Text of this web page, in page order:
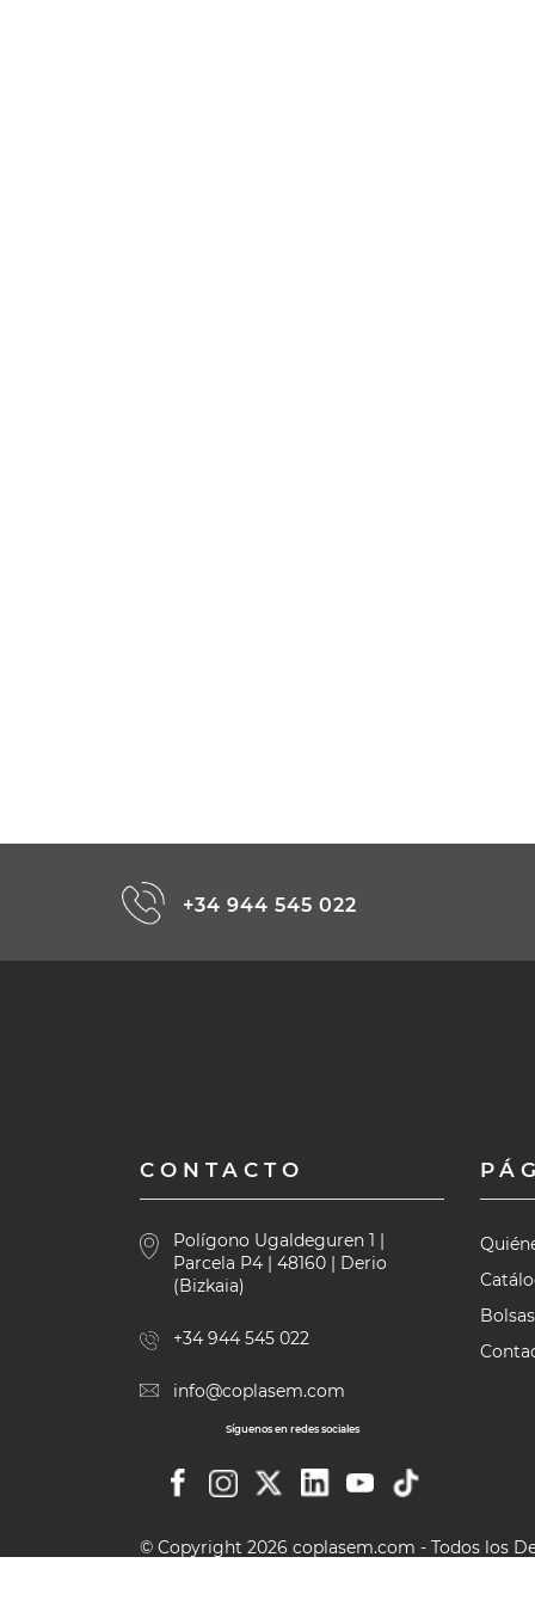
+34 944 545 022
CONTACTO
Polígono Ugaldeguren 1 |
Parcela P4 | 48160 | Derio
(Bizkaia)
+34 944 545 022
info@coplasem.com
Síguenos en redes sociales
© Copyright 2026 coplasem.com - Todos los